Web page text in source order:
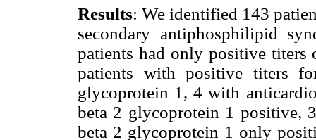
Results: We identified 143
secondary antiphosphilipid
patients had only positive
patients with positive titers
glycoprotein 1, 4 with
beta 2 glycoprotein 1 positive,
beta 2 glycoprotein 1 only